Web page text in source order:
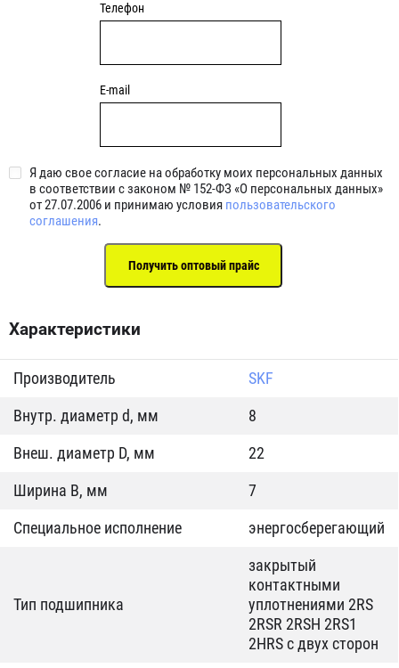
Телефон
E-mail
Я даю свое согласие на обработку моих персональных данных
в соответствии с законом № 152-ФЗ «О персональных данных»
от 27.07.2006 и принимаю условия пользовательского
соглашения.
Характеристики
Производитель
SKF
Внутр. диаметр d, мм
8
Внеш. диаметр D, мм
22
Ширина B, мм
7
Специальное исполнение
энергосберегающий
Тип подшипника
закрытый
контактными
уплотнениями 2RS
2RSR 2RSH 2RS1
2HRS с двух сторон